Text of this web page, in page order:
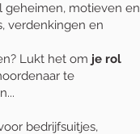
geheimen, motieven en
verdenkingen en
Lukt het om je rol
te
bedrijfsuitjes,